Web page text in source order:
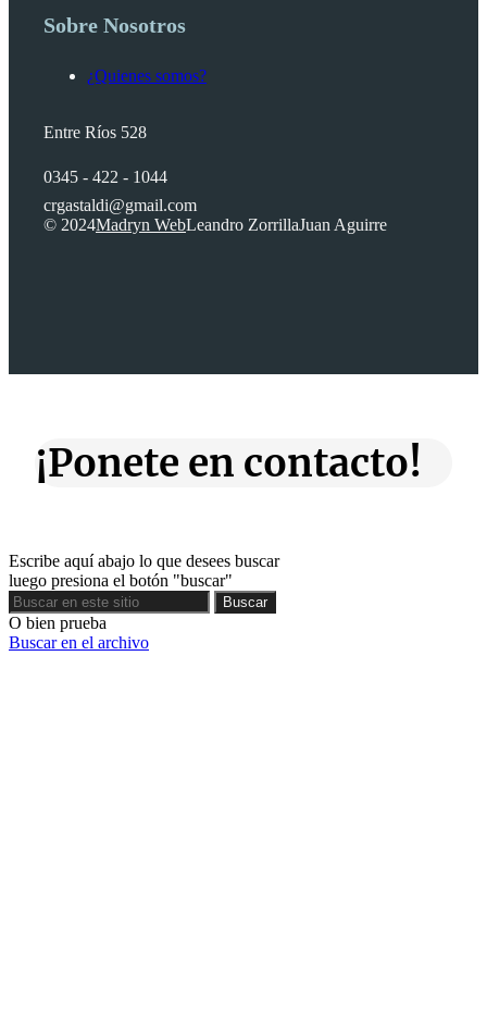
Sobre Nosotros
¿Quienes somos?
Entre Ríos 528
0345 - 422 - 1044
crgastaldi@gmail.com
© 2024Madryn WebLeandro ZorrillaJuan Aguirre
¡Ponete en contacto!
Escribe aquí abajo lo que desees buscar
luego presiona el botón "buscar"
Buscar
Buscar
O bien prueba
Buscar en el archivo